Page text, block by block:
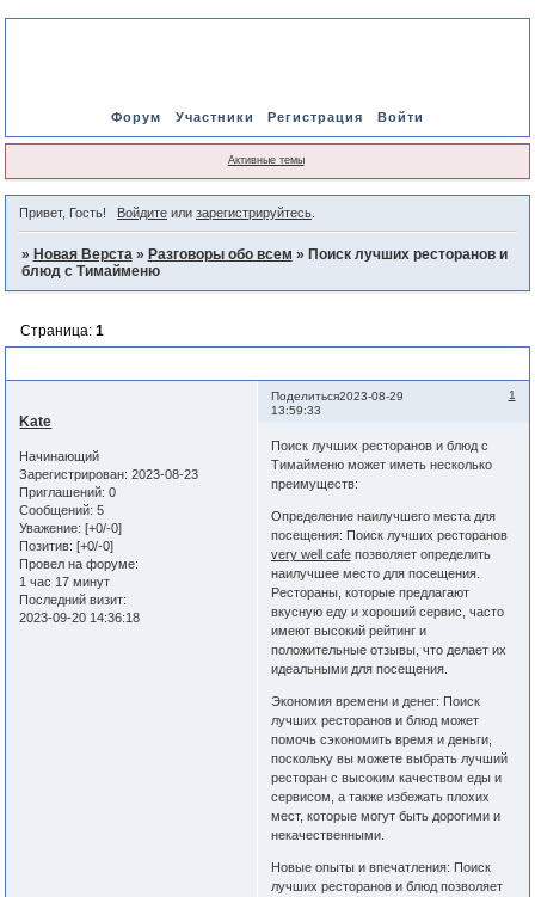
Форум Участники Регистрация Войти
Активные темы
Привет, Гость! Войдитеили зарегистрируйтесь.
» Новая Верста » Разговоры обо всем » Поиск лучших ресторанов и
блюд с Тимайменю
Страница: 1
Поделиться 1
2023-08-29
13:59:33
Kate
Начинающий
Зарегистрирован: 2023-08-23
Приглашений: 0
Сообщений: 5
Уважение: [+0/-0]
Позитив: [+0/-0]
Провел на форуме:
1 час 17 минут
Последний визит:
2023-09-20 14:36:18
Поиск лучших ресторанов и блюд с
Тимайменю может иметь несколько
преимуществ:
Определение наилучшего места для
посещения: Поиск лучших ресторанов
very well cafeпозволяет определить
наилучшее место для посещения.
Рестораны, которые предлагают
вкусную еду и хороший сервис, часто
имеют высокий рейтинг и
положительные отзывы, что делает их
идеальными для посещения.
Экономия времени и денег: Поиск
лучших ресторанов и блюд может
помочь сэкономить время и деньги,
поскольку вы можете выбрать лучший
ресторан с высоким качеством еды и
сервисом, а также избежать плохих
мест, которые могут быть дорогими и
некачественными.
Новые опыты и впечатления: Поиск
лучших ресторанов и блюд позволяет